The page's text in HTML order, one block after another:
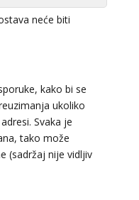
neće biti
kako bi se
ukoliko
Svaka je
tako može
(sadržaj nije vidljiv